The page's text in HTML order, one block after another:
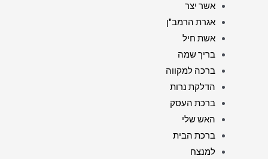
אשר יצר
אגרת הרמב"ן
אשת חיל
בריך שמה
ברכה למקווה
הדלקת נרות
ברכת העסק
האש שלי
ברכת הבית
למנצח